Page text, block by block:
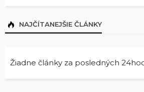
NAJČÍTANEJŠIE ČLÁNKY
Žiadne články za posledných